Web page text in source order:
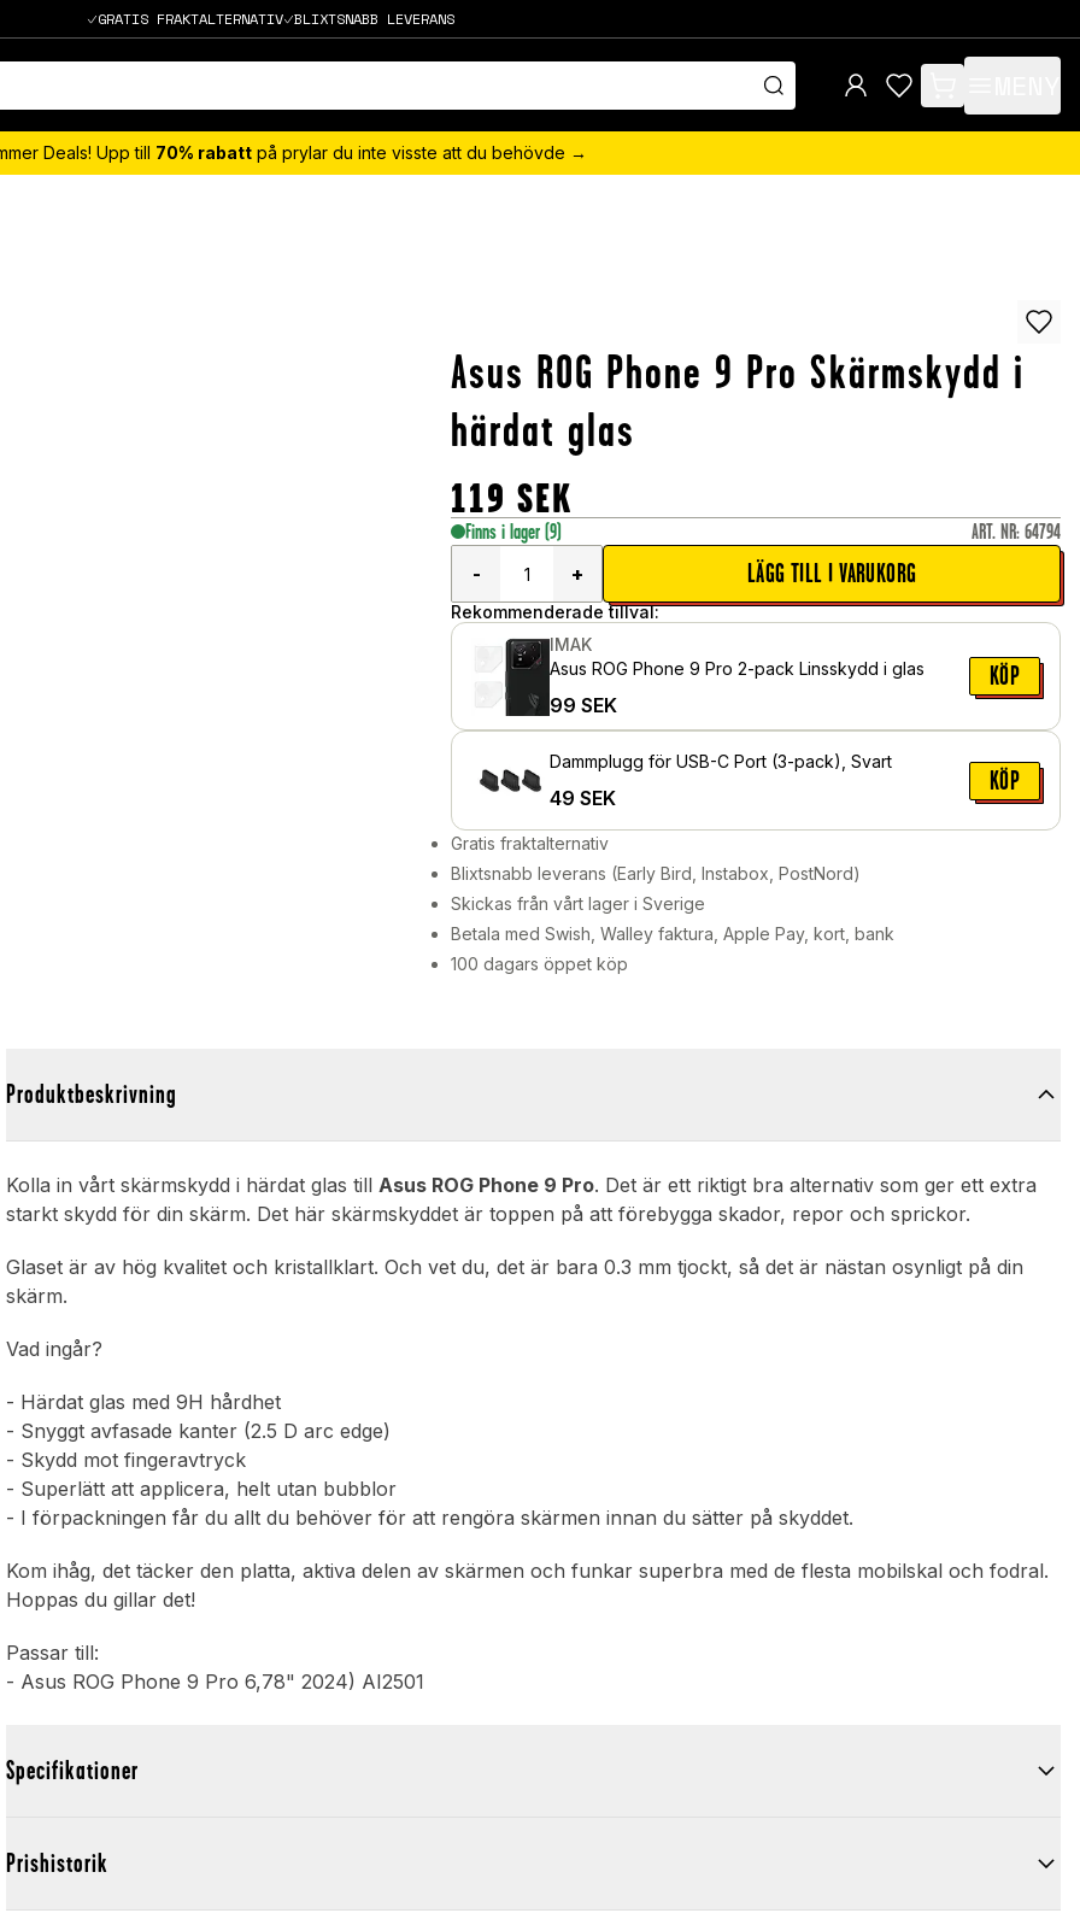
GRATIS FRAKTALTERNATIV BLIXTSNABB LEVERANS
items in cart, view
Deals! Upp till 70% rabatt på prylar du inte visste att du behövde →
Asus ROG Phone 9 Pro Skärmskydd i
härdat glas
119 SEK
Finns i lager (9) ART. NR: 64794
-
+ LÄGG TILL I VARUKORG
Rekommenderade tillval:
IMAK
Asus ROG Phone 9 Pro 2-pack Linsskydd i glas
99 SEK
KÖP
Dammplugg för USB-C Port (3-pack), Svart
49 SEK
KÖP
Gratis fraktalternativ
Blixtsnabb leverans (Early Bird, Instabox, PostNord)
Skickas från vårt lager i Sverige
Betala med Swish, Walley faktura, Apple Pay, kort, bank
100 dagars öppet köp
Produktbeskrivning
Kolla in vårt skärmskydd i härdat glas tillAsus ROG Phone 9 Pro. Det är ett riktigt bra alternativ som ger ett extra
starkt skydd för din skärm. Det här skärmskyddet är toppen på att förebygga skador, repor och sprickor.
Glaset är av hög kvalitet och kristallklart. Och vet du, det är bara 0.3 mm tjockt, så det är nästan osynligt på din
skärm.
Vad ingår?
- Härdat glas med 9H hårdhet
- Snyggt avfasade kanter (2.5 D arc edge)
- Skydd mot fingeravtryck
- Superlätt att applicera, helt utan bubblor
- I förpackningen får du allt du behöver för att rengöra skärmen innan du sätter på skyddet.
Kom ihåg, det täcker den platta, aktiva delen av skärmen och funkar superbra med de flesta mobilskal och fodral.
Hoppas du gillar det!
Passar till:
- Asus ROG Phone 9 Pro 6,78" 2024) AI2501
Specifikationer
Prishistorik